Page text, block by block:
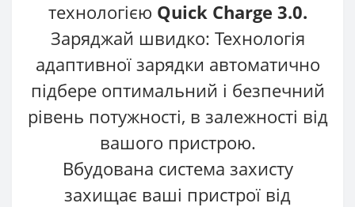
технологією Quick Charge 3.0.
Заряджай швидко: Технологія
адаптивної зарядки автоматично
підбере оптимальний і безпечний
рівень потужності, в залежності від
вашого пристрою.
Вбудована система захисту
захищає ваші пристрої від